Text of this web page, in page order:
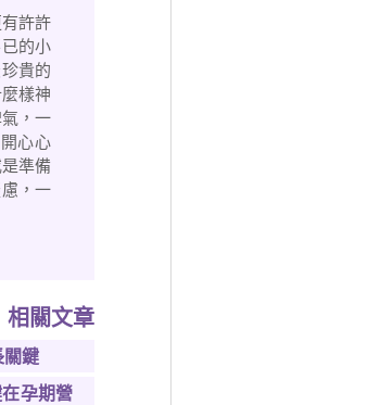
許許
的小
貴的
樣神
，一
心心
準備
，一
相關文章
關鍵
孕期營